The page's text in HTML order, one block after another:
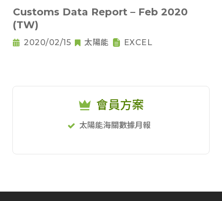
Customs Data Report – Feb 2020
(TW)
2020/02/15 太陽能 EXCEL
會員方案
太陽能海關數據月報